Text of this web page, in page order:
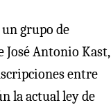
grupo de
José Antonio Kast,
entre
la actual ley de